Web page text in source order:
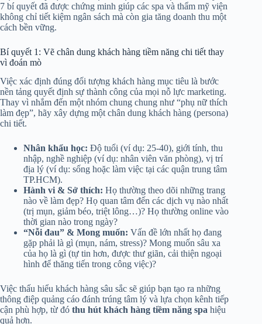
7 bí quyết đã được chứng minh giúp các spa và thẩm mỹ viện
không chỉ tiết kiệm ngân sách mà còn gia tăng doanh thu một
cách bền vững.
Bí quyết 1: Vẽ chân dung khách hàng tiềm năng chi tiết thay
vì đoán mò
Việc xác định đúng đối tượng khách hàng mục tiêu là bước
nền tảng quyết định sự thành công của mọi nỗ lực marketing.
Thay vì nhắm đến một nhóm chung chung như “phụ nữ thích
làm đẹp”, hãy xây dựng một chân dung khách hàng (persona)
chi tiết.
Nhân khẩu học: Độ tuổi (ví dụ: 25-40), giới tính, thu
nhập, nghề nghiệp (ví dụ: nhân viên văn phòng), vị trí
địa lý (ví dụ: sống hoặc làm việc tại các quận trung tâm
TP.HCM).
Hành vi & Sở thích: Họ thường theo dõi những trang
nào về làm đẹp? Họ quan tâm đến các dịch vụ nào nhất
(trị mụn, giảm béo, triệt lông…)? Họ thường online vào
thời gian nào trong ngày?
“Nỗi đau” & Mong muốn: Vấn đề lớn nhất họ đang
gặp phải là gì (mụn, nám, stress)? Mong muốn sâu xa
của họ là gì (tự tin hơn, được thư giãn, cải thiện ngoại
hình để thăng tiến trong công việc)?
Việc thấu hiểu khách hàng sâu sắc sẽ giúp bạn tạo ra những
thông điệp quảng cáo đánh trúng tâm lý và lựa chọn kênh tiếp
cận phù hợp, từ đó thu hút khách hàng tiềm năng spa hiệu
quả hơn.